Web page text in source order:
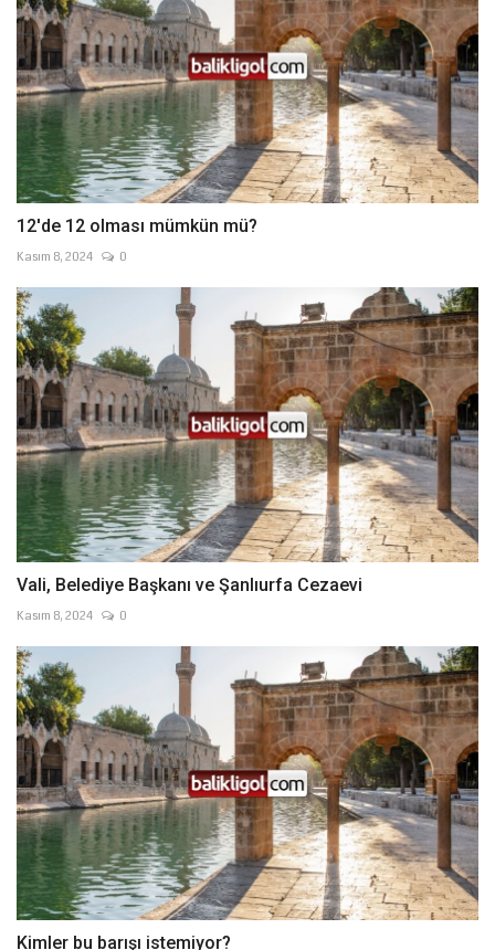
12'de 12 olması mümkün mü?
Kasım 8, 2024 0
Vali, Belediye Başkanı ve Şanlıurfa Cezaevi
Kasım 8, 2024 0
Kimler bu barışı istemiyor?